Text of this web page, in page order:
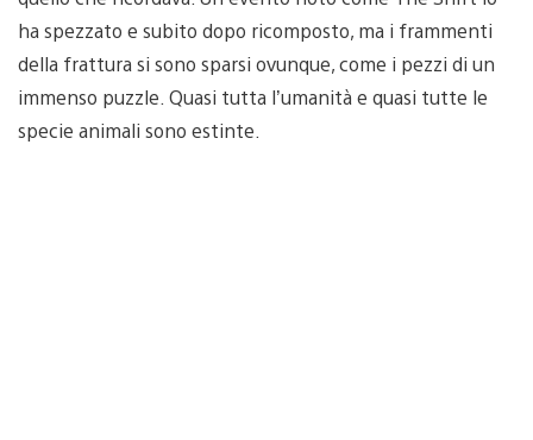
ha spezzato e subito dopo ricomposto, ma i frammenti
della frattura si sono sparsi ovunque, come i pezzi di un
immenso puzzle. Quasi tutta l’umanità e quasi tutte le
specie animali sono estinte.